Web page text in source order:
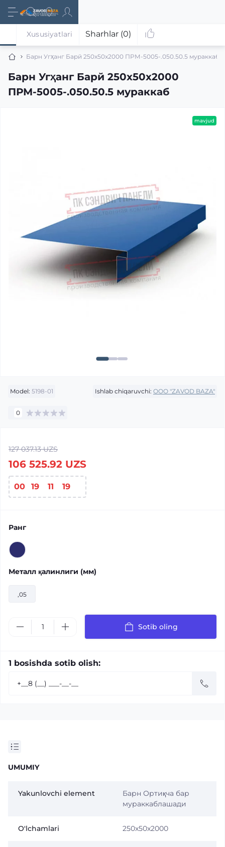
Барн Угҳанг Барй 250x50x2000 ПРМ-5005-.050.50.5 мураккаб
Барн Угҳанг Барй 250x50x2000
ПРМ-5005-.050.50.5 мураккаб
Xususiyatlari Sharhlar (0)
mavjud
Model: 5198-01 Ishlab chiqaruvchi: OOO "ZAVOD BAZA"
0
127 037.13 UZS
106 525.92 UZS
00 19 11 19
Ранг
Металл қалинлиги (мм)
,05
Sotib oling
1 bosishda sotib olish:
UMUMIY
Yakunlovchi element
Барн Ортиқча бар
мураккаблашади
O'lchamlari 250x50x2000